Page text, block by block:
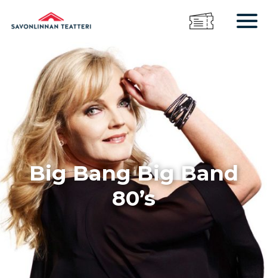
Big Bang Big Band
80’s